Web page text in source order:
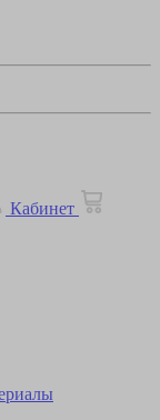
Кабинет